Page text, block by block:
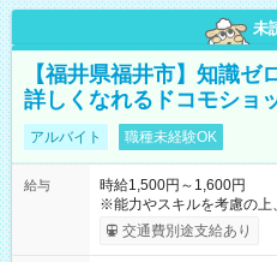
未
【福井県福井市】知識
詳しくなれるドコモショ
アルバイト 職種未経験OK
給与
時給1,500円～1,600円
※能力やスキルを考慮の上、
用期間】試用期間あり 試
は本採用時と同じです。
交通費別途支給あり